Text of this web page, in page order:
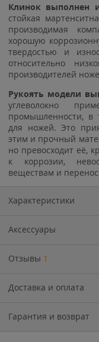
Клинок выполнен
стойкая
производимая
хорошую
твердостью и
относительно
производителей
Рукоять модели
углеволокно
промышленности, в
для ножей. Это
этим и прочный
но превосходит её,
к коррозии,
веществам и
Характеристики
Аксессуары
Отзывы 1
Доставка и оплата
Гарантия и возврат